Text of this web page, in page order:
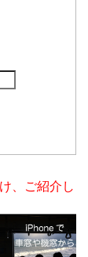
、ご紹介し